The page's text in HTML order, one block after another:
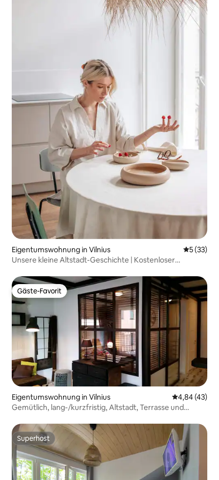
Eigentumswohnung in Vilnius
5 (33)
Unsere kleine Altstadt-Geschichte | Kostenloser
Gäste-Favorit
Gäste-Favorit
Eigentumswohnung in Vilnius
4,84 (43)
Gemütlich, lang-/kurzfristig, Altstadt, Terrasse und
Superhost
Superhost